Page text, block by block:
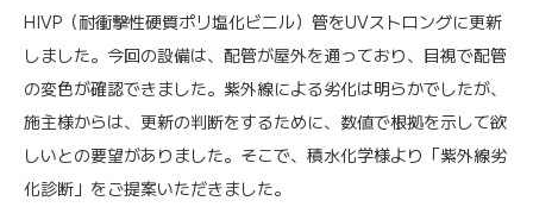
HIVP（耐衝撃性硬質ポリ塩化ビニル）管をUVストロングに更新
しました。今回の設備は、配管が屋外を通っており、目視で配管
の変色が確認できました。紫外線による劣化は明らかでしたが、
施主様からは、更新の判断をするために、数値で根拠を示して欲
しいとの要望がありました。そこで、積水化学様より「紫外線劣
化診断」をご提案いただきました。